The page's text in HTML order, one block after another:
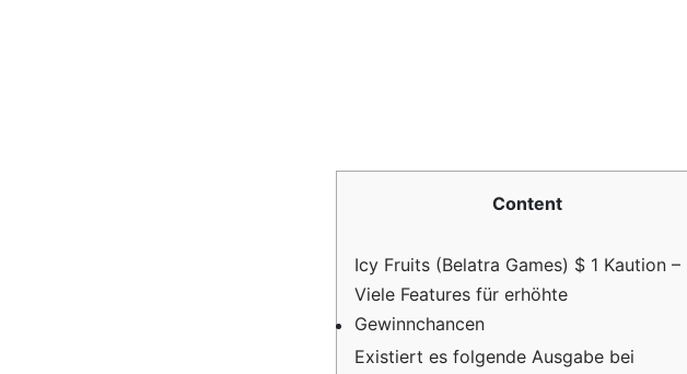
Content
Icy Fruits (Belatra Games) $ 1 Kaution –
Viele Features für erhöhte
Gewinnchancen
Existiert es folgende Ausgabe bei